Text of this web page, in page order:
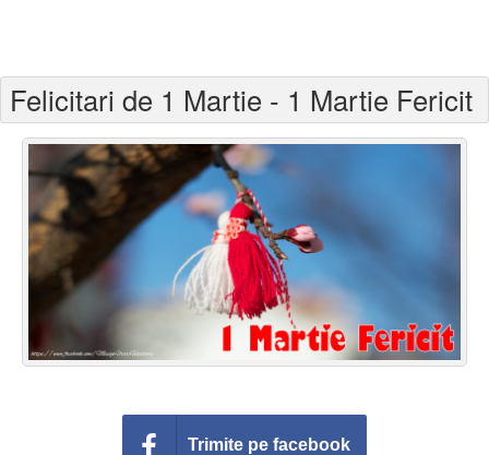
Felicitari varsta
Felicitari zilele anului
Felicitari zile saptamana
Felicitari muzicale
Felicitari muzicale personalizate
Felicitari animate
Invitatii personalizate
Felicitari de 1 Martie - 1 Martie Fericit
Trimite pe facebook